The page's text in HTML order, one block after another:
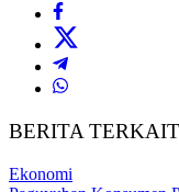
BERITA TERKAIT
Ekonomi